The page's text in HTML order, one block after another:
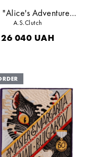
Клатч "Alice's Adventures in Wonderland"
A.S.Clutch
26 040 UAH